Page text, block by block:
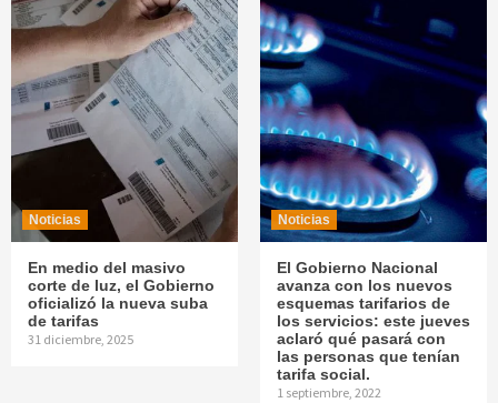
Noticias
En medio del masivo
corte de luz, el Gobierno
oficializó la nueva suba
de tarifas
31 diciembre, 2025
Noticias
El Gobierno Nacional
avanza con los nuevos
esquemas tarifarios de
los servicios: este jueves
aclaró qué pasará con
las personas que tenían
tarifa social.
1 septiembre, 2022